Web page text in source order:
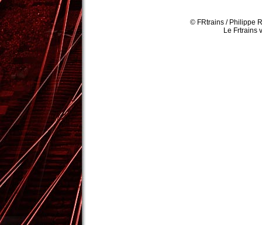
© FRtrains / Philippe
Le Frtrains